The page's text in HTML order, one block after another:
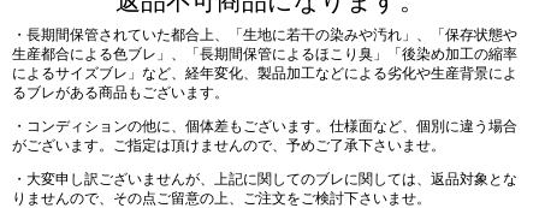
・長期間保管されていた都合上、「生地に若干の染みや汚れ」、「保存状態や
生産都合による色ブレ」、「長期間保管によるほこり臭」「後染め加工の縮率
によるサイズブレ」など、経年変化、製品加工などによる劣化や生産背景によ
るブレがある商品もございます。
・コンディションの他に、個体差もございます。仕様面など、個別に違う場合
がございます。ご指定は頂けませんので、予めご了承下さいませ。
・大変申し訳ございませんが、上記に関してのブレに関しては、返品対象とな
りませんので、その点ご留意の上、ご注文をご検討下さいませ。